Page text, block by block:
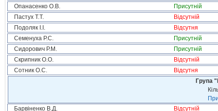
Опанасенко О.В.
Присутній
Пастух Т.Т.
Відсутній
Подоляк І.І.
Відсутня
Семенуха Р.С.
Присутній
Сидорович Р.М.
Присутній
Скрипник О.О.
Відсутній
Сотник О.С.
Відсутня
Група
Барвіненко В.Д.
Відсутній